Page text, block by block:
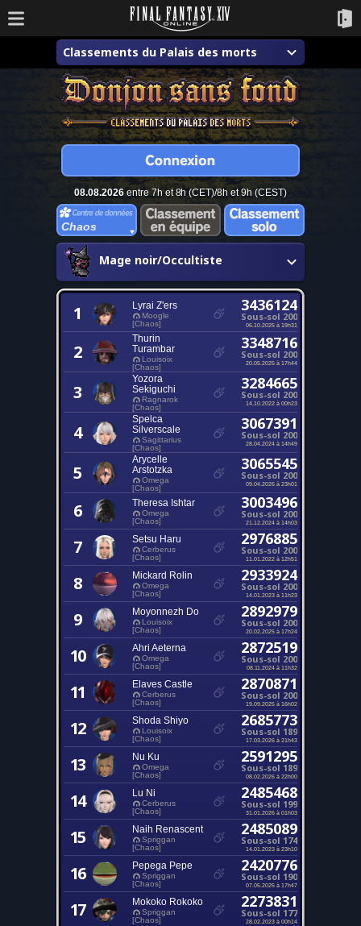
Classements du Palais des morts
08.08.2026entre 7h et 8h (CET)/8h et 9h (CEST)
Chaos
Mage noir/Occultiste
1 Lyrai Z'ers
Moogle
[Chaos]
3436124
Sous-sol 200
06.10.2025 à 19h31
2
Thurin
Turambar
Louisoix
[Chaos]
3348716
Sous-sol 200
20.05.2025 à 17h44
3
Yozora
Sekiguchi
Ragnarok
[Chaos]
3284665
Sous-sol 200
14.10.2022 à 00h23
4
Spelca
Silverscale
Sagittarius
[Chaos]
3067391
Sous-sol 200
28.04.2024 à 14h49
5
Arycelle
Arstotzka
Omega
[Chaos]
3065545
Sous-sol 200
09.04.2026 à 23h01
6 Theresa Ishtar
Omega
[Chaos]
3003496
Sous-sol 200
21.12.2024 à 14h03
7 Setsu Haru
Cerberus
[Chaos]
2976885
Sous-sol 200
11.01.2022 à 12h51
8 Mickard Rolin
Omega
[Chaos]
2933924
Sous-sol 200
14.01.2023 à 11h23
9 Moyonnezh Do
Louisoix
[Chaos]
2892979
Sous-sol 200
20.02.2025 à 17h24
10 Ahri Aeterna
Omega
[Chaos]
2872519
Sous-sol 200
08.11.2024 à 11h32
11 Elaves Castle
Cerberus
[Chaos]
2870871
Sous-sol 200
19.09.2025 à 16h02
12 Shoda Shiyo
Louisoix
[Chaos]
2685773
Sous-sol 189
17.03.2026 à 21h43
13 Nu Ku
Omega
[Chaos]
2591295
Sous-sol 189
08.02.2026 à 22h00
14 Lu Ni
Cerberus
[Chaos]
2485468
Sous-sol 199
31.01.2026 à 01h03
15 Naih Renascent
Spriggan
[Chaos]
2485089
Sous-sol 174
14.01.2023 à 23h10
16 Pepega Pepe
Spriggan
[Chaos]
2420776
Sous-sol 190
07.05.2025 à 17h47
17 Mokoko Rokoko
Spriggan
[Chaos]
2273831
Sous-sol 177
28.02.2023 à 00h14